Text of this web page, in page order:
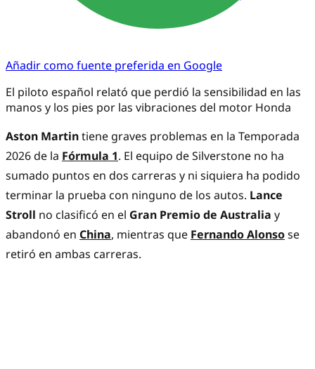
Añadir como fuente preferida en Google
El piloto español relató que perdió la sensibilidad en las
manos y los pies por las vibraciones del motor Honda
Aston Martintiene graves problemas en la Temporada
2026 de la Fórmula 1. El equipo de Silverstone no ha
sumado puntos en dos carreras y ni siquiera ha podido
terminar la prueba con ninguno de los autos. Lance
Stroll no clasificó en el Gran Premio de Australia y
abandonó en China, mientras que Fernando Alonsose
retiró en ambas carreras.